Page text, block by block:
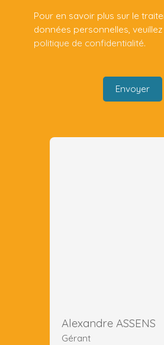
Pour en savoir plus sur le
données personnelles,
politique de confidentialité.
Envoyer
Alexandre ASSENS
Gérant